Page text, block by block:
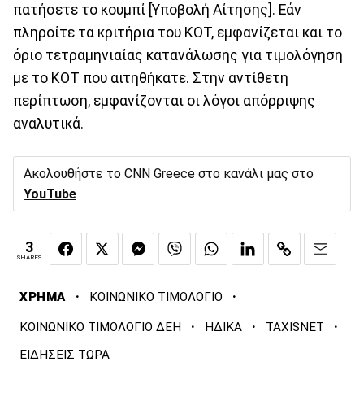
πατήσετε το κουμπί [Υποβολή Αίτησης]. Εάν
πληροίτε τα κριτήρια του ΚΟΤ, εμφανίζεται και το
όριο τετραμηνιαίας κατανάλωσης για τιμολόγηση
με το ΚΟΤ που αιτηθήκατε. Στην αντίθετη
περίπτωση, εμφανίζονται οι λόγοι απόρριψης
αναλυτικά.
Ακολουθήστε το CNN Greece στο κανάλι μας στο
YouTube
3
SHARES
ΧΡΗΜΑ · ΚΟΙΝΩΝΙΚΟ ΤΙΜΟΛΟΓΙΟ ·
ΚΟΙΝΩΝΙΚΟ ΤΙΜΟΛΟΓΙΟ ΔΕΗ · ΗΔΙΚΑ · TAXISNET ·
ΕΙΔΗΣΕΙΣ ΤΩΡΑ